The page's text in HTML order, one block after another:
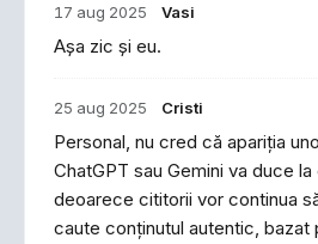
17 aug 2025 Vasi
Așa zic și eu.
25 aug 2025 Cristi
Personal, nu cred că apariția
ChatGPT sau Gemini va duce
deoarece cititorii vor continua
caute conținutul autentic, bazat